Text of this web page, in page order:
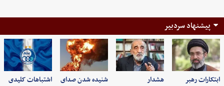
پیشنهاد سردبیر
ابتکارات رهبر هشدار شنیده شدن صدای اشتباهات کلیدی